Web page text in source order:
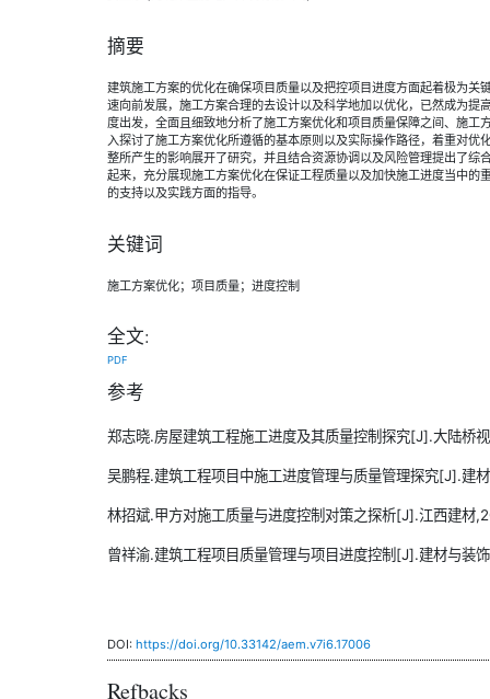
摘要
建筑施工方案的优化在确保项目质量以及把控项目进度方面起着极为关
速向前发展，施工方案合理的去设计以及科学地加以优化，已然成为提
度出发，全面且细致地分析了施工方案优化和项目质量保障之间、施工
入探讨了施工方案优化所遵循的基本原则以及实际操作路径，着重对
整所产生的影响展开了研究，并且结合资源协调以及风险管理提出了综
起来，充分展现施工方案优化在保证工程质量以及加快施工进度当中的
的支持以及实践方面的指导。
关键词
施工方案优化；项目质量；进度控制
全文:
PDF
参考
郑志晓.房屋建筑工程施工进度及其质量控制探究[J].大陆桥
吴鹏程.建筑工程项目中施工进度管理与质量管理探究[J].建
林招斌.甲方对施工质量与进度控制对策之探析[J].江西建材
曾祥渝.建筑工程项目质量管理与项目进度控制[J].建材与装
DOI: https://doi.org/10.33142/aem.v7i6.17006
Refbacks